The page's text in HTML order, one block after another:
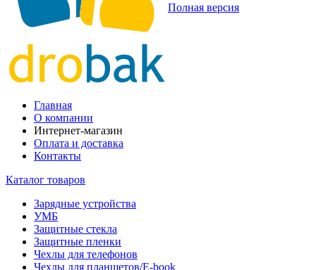
Полная версия
Главная
О компании
Интернет-магазин
Оплата и доставка
Контакты
Каталог товаров
Зарядные устройства
УМБ
Защитные стекла
Защитные пленки
Чехлы для телефонов
Чехлы для планшетов/E-book